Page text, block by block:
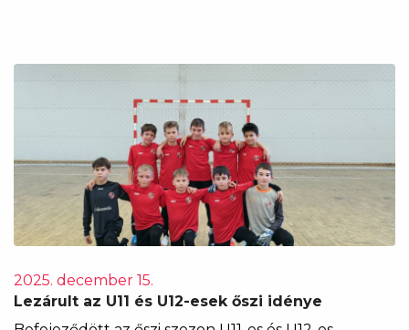
2025. december 15.
Lezárult az U11 és U12-esek őszi idénye